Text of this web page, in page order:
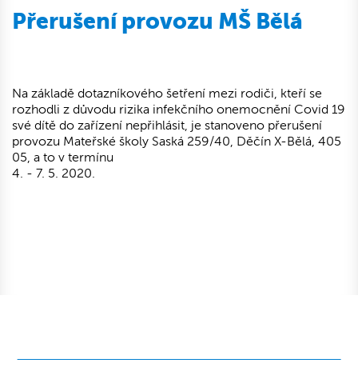
Přerušení provozu MŠ Bělá
Na základě dotazníkového šetření mezi rodiči, kteří se
rozhodli z důvodu rizika infekčního onemocnění Covid 19
své dítě do zařízení nepřihlásit, je stanoveno přerušení
provozu Mateřské školy Saská 259/40, Děčín X-Bělá, 405
05, a to v termínu
4. - 7. 5. 2020.